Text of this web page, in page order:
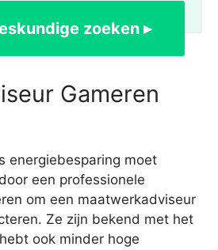
zoeken ▸
Gameren
energiebesparing moet
een professionele
om een maatwerkadviseur
Ze zijn bekend met het
ook minder hoge